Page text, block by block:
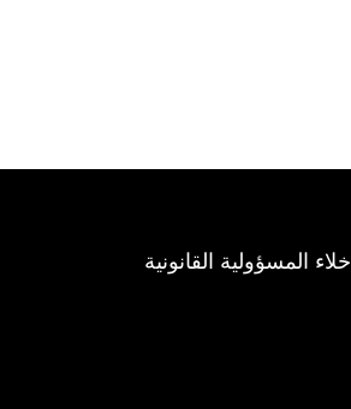
إخلاء المسؤولية القانونية